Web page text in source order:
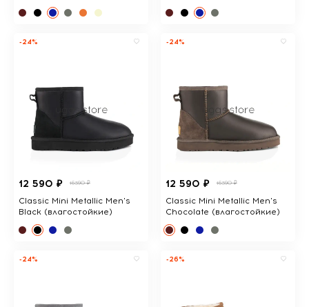
-24%
12 590 ₽ 16390 ₽
Classic Mini Metallic Men's
Black (влагостойкие)
-24%
12 590 ₽ 16390 ₽
Classic Mini Metallic Men's
Chocolate (влагостойкие)
-24% -26%